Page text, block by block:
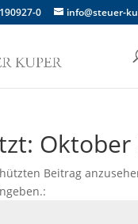
0 info@steuer-
Oktober
Beitrag